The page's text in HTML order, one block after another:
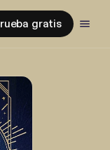
gratis